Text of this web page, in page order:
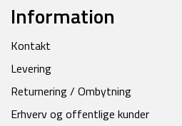
Information
Kontakt
Levering
Returnering / Ombytning
Erhverv og offentlige kunder